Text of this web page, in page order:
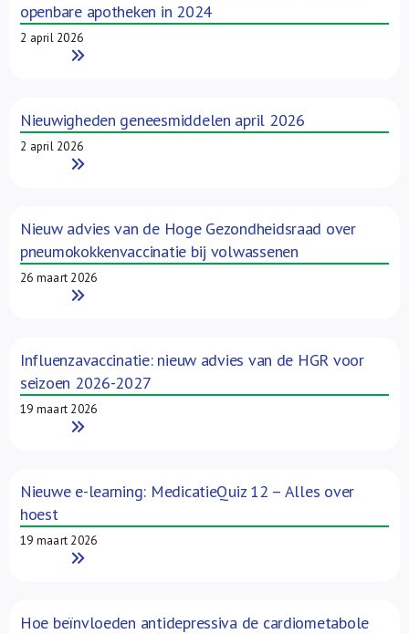
openbare apotheken in 2024
2 april 2026
Read More
Nieuwigheden geneesmiddelen april 2026
2 april 2026
Read More
Nieuw advies van de Hoge Gezondheidsraad over
pneumokokkenvaccinatie bij volwassenen
26 maart 2026
Read More
Influenzavaccinatie: nieuw advies van de HGR voor
seizoen 2026-2027
19 maart 2026
Read More
Nieuwe e-learning: MedicatieQuiz 12 – Alles over
hoest
19 maart 2026
Read More
Hoe beïnvloeden antidepressiva de cardiometabole